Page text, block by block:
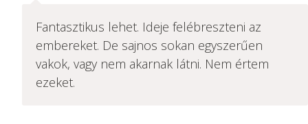
Fantasztikus lehet. Ideje felébreszteni az
embereket. De sajnos sokan egyszerűen
vakok, vagy nem akarnak látni. Nem értem
ezeket.